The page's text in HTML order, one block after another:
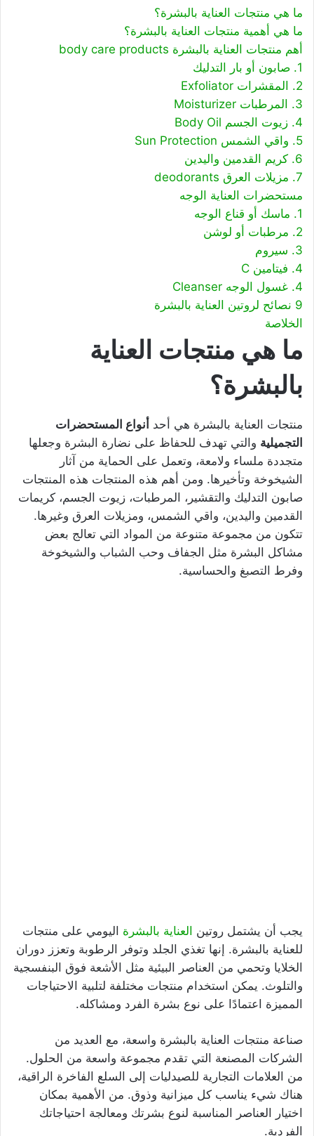
ما هي منتجات العناية بالبشرة؟
ما هي أهمية منتجات العناية بالبشرة؟
أهم منتجات العناية بالبشرة body care products
1. صابون أو بار التدليك
2. المقشرات Exfoliator
3. المرطبات Moisturizer
4. زيوت الجسم Body Oil
5. واقي الشمس Sun Protection
6. كريم القدمين واليدين
7. مزيلات العرق deodorants
مستحضرات العناية الوجه
1. ماسك أو قناع الوجه
2. مرطبات أو لوشن
3. سيروم
4. فيتامين C
4. غسول الوجه Cleanser
9 نصائح لروتين العناية بالبشرة
الخلاصة
ما هي منتجات العناية
بالبشرة؟
منتجات العناية بالبشرة هي أحد أنواع المستحضرات
التجميلية والتي تهدف للحفاظ على نضارة البشرة وجعلها
متجددة ملساء ولامعة، وتعمل على الحماية من آثار
الشيخوخة وتأخيرها. ومن أهم هذه المنتجات هذه المنتجات
صابون التدليك والتقشير، المرطبات، زيوت الجسم، كريمات
القدمين واليدين، واقي الشمس، ومزيلات العرق وغيرها.
تتكون من مجموعة متنوعة من المواد التي تعالج بعض
مشاكل البشرة مثل الجفاف وحب الشباب والشيخوخة
وفرط التصبغ والحساسية.
يجب أن يشتمل روتين العناية بالبشرة اليومي على منتجات
للعناية بالبشرة. إنها تغذي الجلد وتوفر الرطوبة وتعزز دوران
الخلايا وتحمي من العناصر البيئية مثل الأشعة فوق البنفسجية
والتلوث. يمكن استخدام منتجات مختلفة لتلبية الاحتياجات
المميزة اعتمادًا على نوع بشرة الفرد ومشاكله.
صناعة منتجات العناية بالبشرة واسعة، مع العديد من
الشركات المصنعة التي تقدم مجموعة واسعة من الحلول.
من العلامات التجارية للصيدليات إلى السلع الفاخرة الراقية،
هناك شيء يناسب كل ميزانية وذوق. من الأهمية بمكان
اختيار العناصر المناسبة لنوع بشرتك ومعالجة احتياجاتك
الفردية.